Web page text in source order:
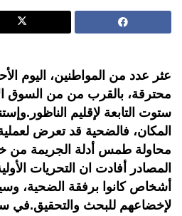
عثر عدد من المواطنين، اليوم
محترقة، بالقرب من من السوق
ستوت التابعة لإقليم
المكان، فالضحية قد تعرض
محاولة طمس أدلة الجريمة من
أشخاص كانوا برفقة الضحية،
لإخضاعهم للبحث والتحقيق.في